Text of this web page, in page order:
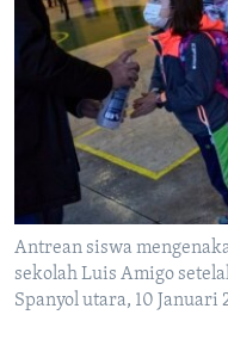
Antrean siswa
sekolah Luis Amigo
Spanyol utara, 10 Januari